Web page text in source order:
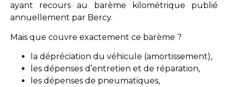
ayant recours au barème kilométrique publié
annuellement par Bercy.
Mais que couvre exactement ce barème ?
la dépréciation du véhicule (amortissement),
les dépenses d’entretien et de réparation,
les dépenses de pneumatiques,